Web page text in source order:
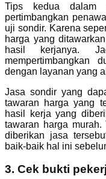
Tips kedua dalam
pertimbangkan
uji sondir. Karena
harga yang
hasil kerjanya.
mempertimbangkan
dengan layanan yang
Jasa sondir yang
tawaran harga yang
hasil kerja yang
tawaran harga
diberikan jasa
baik-baik hal ini
3. Cek bukti